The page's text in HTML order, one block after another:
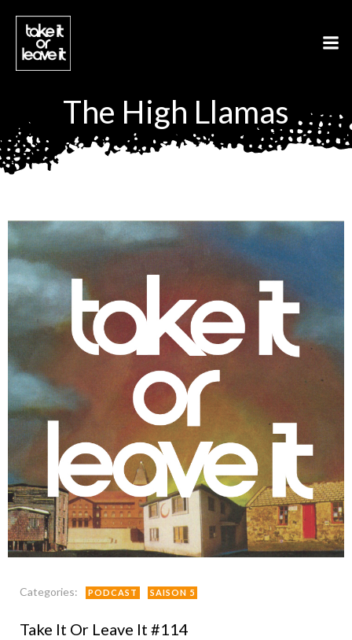
The High Llamas
Categories: PODCAST SAISON 5
Take It Or Leave It #114